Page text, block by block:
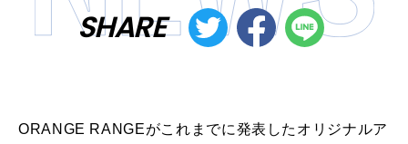
SHARE
ORANGE RANGEがこれまでに発表したオリジナルア